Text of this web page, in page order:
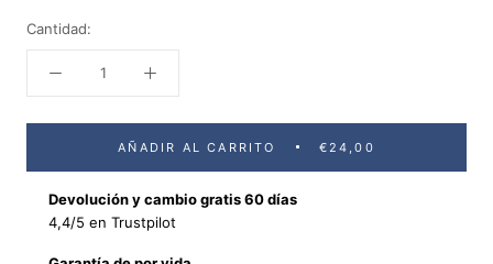
Cantidad:
AÑADIR AL CARRITO €24,00
Devolución y cambio gratis 60 días
4,4/5 en Trustpilot